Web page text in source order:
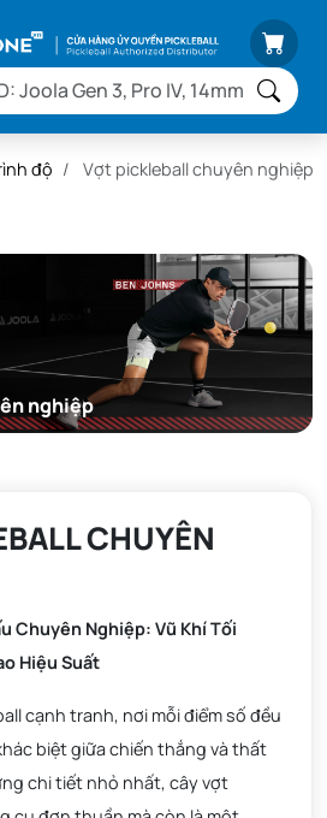
độ Vợt pickleball chuyên nghiệp
nghiệp
CHUYÊN
Chuyên Nghiệp: Vũ Khí Tối
Hiệu Suất
cạnh tranh, nơi mỗi điểm số đều
biệt giữa chiến thắng và thất
chi tiết nhỏ nhất, cây vợt